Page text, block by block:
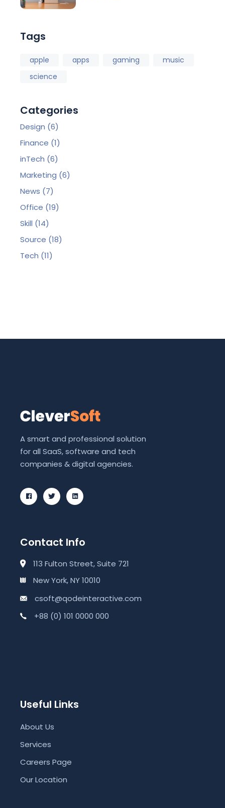
Tags
apple apps gaming
music
science
Categories
Design (6)
Finance (1)
inTech (6)
Marketing (6)
News (7)
Office (19)
Skill (14)
Source (18)
Tech (11)
A smart and professional solution
for all SaaS, software and tech
companies & digital agencies.
Contact Info
113 Fulton Street, Suite 721
New York, NY 10010
csoft@qodeinteractive.com
+88 (0) 101 0000 000
Useful Links
About Us
Services
Careers Page
Our Location